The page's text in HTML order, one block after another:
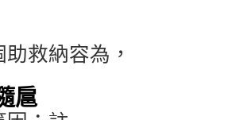
助救納容為，
扈